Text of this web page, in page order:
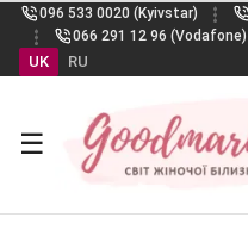
096 533 0020 (Kyivstar)
066 291 12 96 (Vodafone)
UK RU
☰